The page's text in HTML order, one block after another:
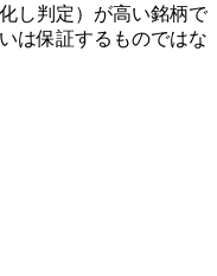
し判定）が高い銘柄で
は保証するものではな